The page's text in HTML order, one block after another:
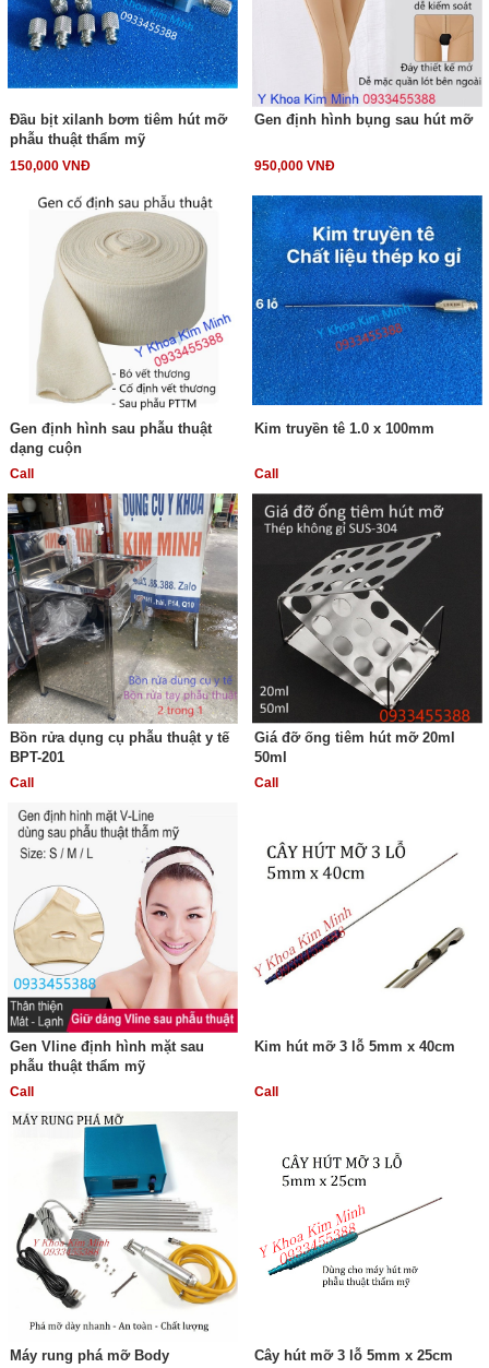
Đầu bịt xilanh bơm tiêm hút mỡ
phẫu thuật thẩm mỹ
150,000 VNĐ
Gen định hình bụng sau hút mỡ
950,000 VNĐ
Gen định hình sau phẫu thuật
dạng cuộn
Call
Kim truyền tê 1.0 x 100mm
Call
Bồn rửa dụng cụ phẫu thuật y tế
BPT-201
Call
Giá đỡ ống tiêm hút mỡ 20ml
50ml
Call
Gen Vline định hình mặt sau
phẫu thuật thẩm mỹ
Call
Kim hút mỡ 3 lỗ 5mm x 40cm
Call
Máy rung phá mỡ Body Cây hút mỡ 3 lỗ 5mm x 25cm